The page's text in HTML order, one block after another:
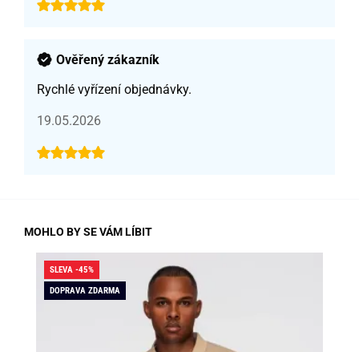
Ověřený zákazník
Rychlé vyřízení objednávky.
19.05.2026
MOHLO BY SE VÁM LÍBIT
SLEVA -45%
DOPRAVA ZDARMA